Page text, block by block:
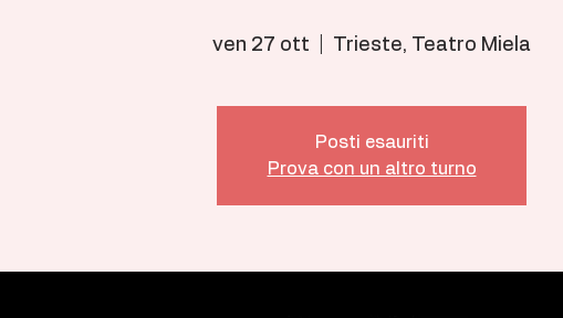
ven 27 ott Trieste, Teatro Miela
Posti esauriti
Prova con un altro turno